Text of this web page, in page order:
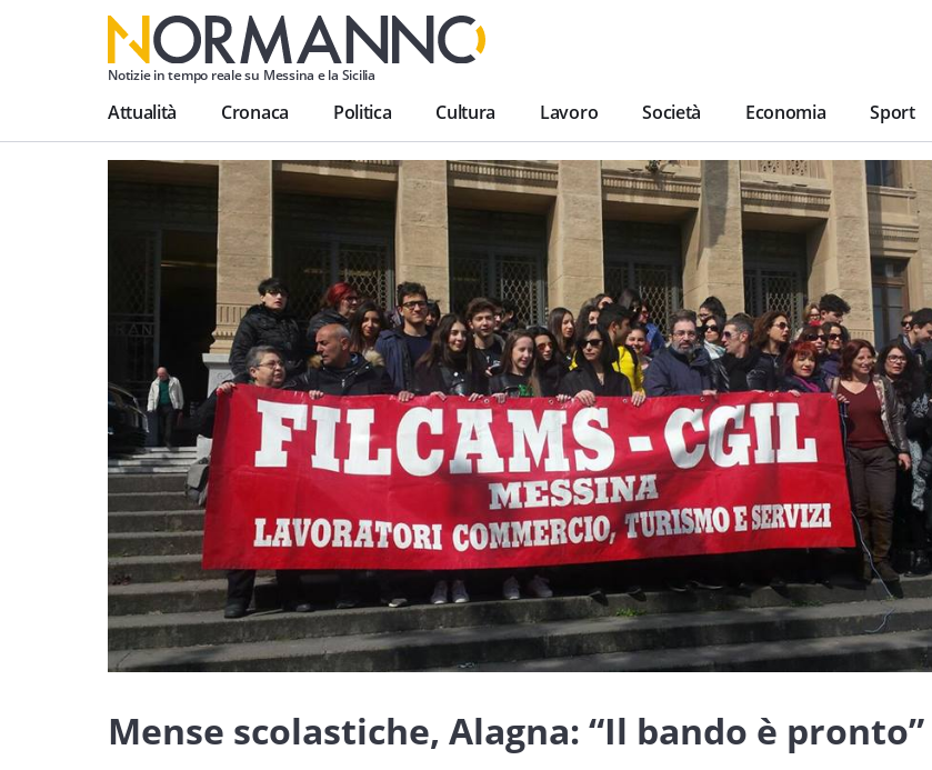
Notizie in tempo reale su Messina e la Sicilia
Attualità Cronaca Politica Cultura Lavoro Società Economia Sport
Mense scolastiche, Alagna: “Il bando è pronto”